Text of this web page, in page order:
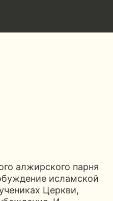
алжирского парня
исламской
Церкви,